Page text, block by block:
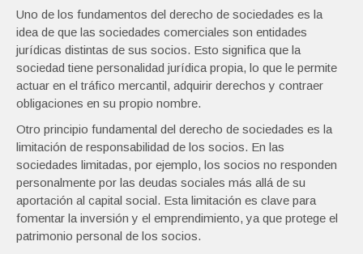
Uno de los fundamentos del derecho de sociedades es la
idea de que las sociedades comerciales son entidades
jurídicas distintas de sus socios. Esto significa que la
sociedad tiene personalidad jurídica propia, lo que le permite
actuar en el tráfico mercantil, adquirir derechos y contraer
obligaciones en su propio nombre.
Otro principio fundamental del derecho de sociedades es la
limitación de responsabilidad de los socios. En las
sociedades limitadas, por ejemplo, los socios no responden
personalmente por las deudas sociales más allá de su
aportación al capital social. Esta limitación es clave para
fomentar la inversión y el emprendimiento, ya que protege el
patrimonio personal de los socios.